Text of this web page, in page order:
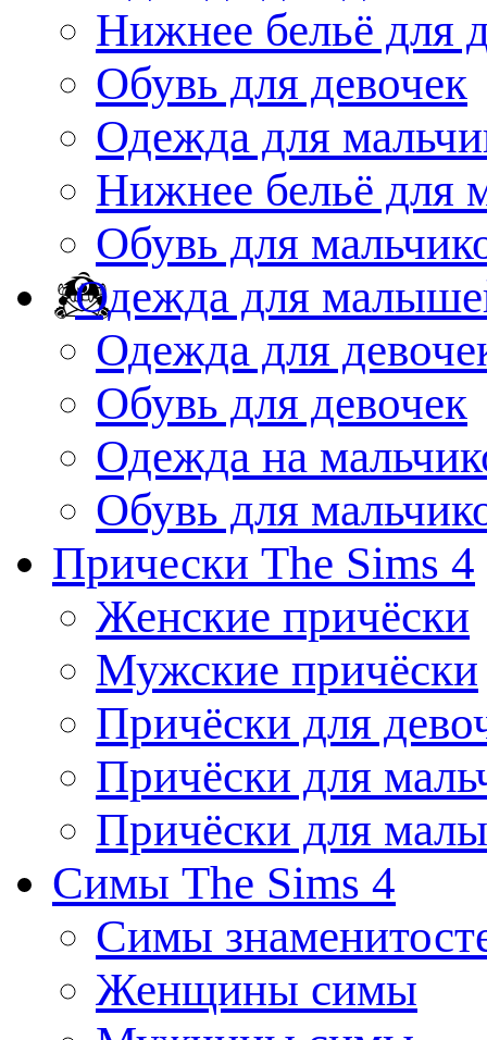
Нижнее бельё для
Обувь для девочек
Одежда для
Нижнее бельё для
Обувь для
Одежда для
Одежда для
Обувь для девочек
Одежда на
Обувь для
Прически The Sims 4
Женские причёски
Мужские причёски
Причёски для
Причёски для
Причёски для
Симы The Sims 4
Симы
Женщины симы